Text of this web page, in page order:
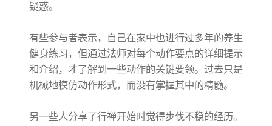
疑惑。
有些参与者表示，自己在家中也进行过多年的养生
健身练习，但通过法师对每个动作要点的详细提示
和介绍，才了解到一些动作的关键要领。过去只是
机械地模仿动作形式，而没有掌握其中的精髓。
另一些人分享了行禅开始时觉得步伐不稳的经历。